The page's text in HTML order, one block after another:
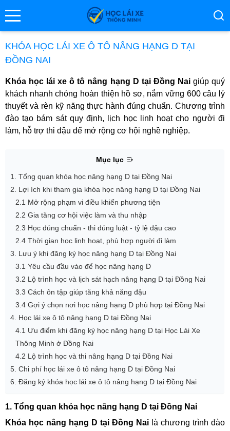
menu
KHÓA HỌC LÁI XE Ô TÔ NÂNG HẠNG D TẠI
ĐỒNG NAI
Khóa học lái xe ô tô nâng hạng D tại Đồng Naigiúp quý
khách nhanh chóng hoàn thiện hồ sơ, nắm vững 600 câu lý
thuyết và rèn kỹ năng thực hành đúng chuẩn. Chương trình
đào tạo bám sát quy định, lịch học linh hoạt cho người đi
làm, hỗ trợ thi đậu để mở rộng cơ hội nghề nghiệp.
Mục lục
1. Tổng quan khóa học nâng hạng D tại Đồng Nai
2. Lợi ích khi tham gia khóa học nâng hạng D tại Đồng Nai
2.1 Mở rộng phạm vi điều khiển phương tiện
2.2 Gia tăng cơ hội việc làm và thu nhập
2.3 Học đúng chuẩn - thi đúng luật - tỷ lệ đậu cao
2.4 Thời gian học linh hoạt, phù hợp người đi làm
3. Lưu ý khi đăng ký học nâng hạng D tại Đồng Nai
3.1 Yêu cầu đầu vào để học nâng hạng D
3.2 Lộ trình học và lịch sát hạch nâng hạng D tại Đồng Nai
3.3 Cách ôn tập giúp tăng khả năng đậu
3.4 Gợi ý chọn nơi học nâng hạng D phù hợp tại Đồng Nai
4. Học lái xe ô tô nâng hạng D tại Đồng Nai
4.1 Ưu điểm khi đăng ký học nâng hạng D tại Học Lái Xe
Thông Minh ở Đồng Nai
4.2 Lộ trình học và thi nâng hạng D tại Đồng Nai
5. Chi phí học lái xe ô tô nâng hạng D tại Đồng Nai
6. Đăng ký khóa học lái xe ô tô nâng hạng D tại Đồng Nai
1. Tổng quan khóa học nâng hạng D tại Đồng Nai
Khóa học nâng hạng D tại Đồng Nailà chương trình đào